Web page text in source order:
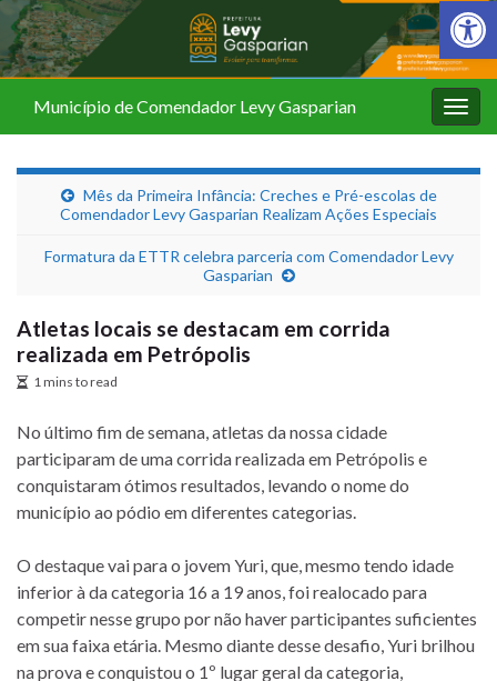
Barra de
Município de Comendador Levy Gasparian
Mês da Primeira Infância: Creches e Pré-escolas de
Comendador Levy Gasparian Realizam Ações Especiais
Formatura da ETTR celebra parceria com Comendador Levy
Gasparian
Atletas locais se destacam em corrida
realizada em Petrópolis
1 mins to read
No último fim de semana, atletas da nossa cidade
participaram de uma corrida realizada em Petrópolis e
conquistaram ótimos resultados, levando o nome do
município ao pódio em diferentes categorias.
O destaque vai para o jovem Yuri, que, mesmo tendo idade
inferior à da categoria 16 a 19 anos, foi realocado para
competir nesse grupo por não haver participantes suficientes
em sua faixa etária. Mesmo diante desse desafio, Yuri brilhou
na prova e conquistou o 1º lugar geral da categoria,